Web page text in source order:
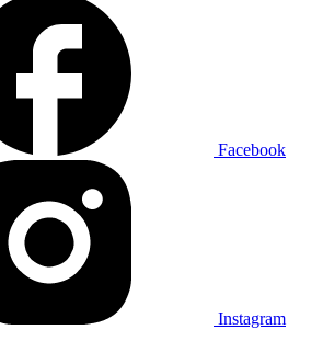
Facebook
Instagram